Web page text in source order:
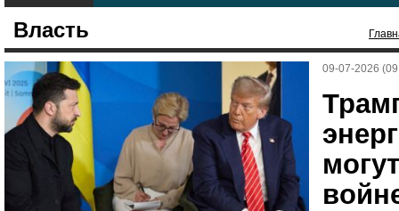
Власть
09-07-2026